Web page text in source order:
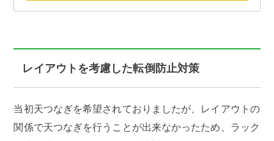
レイアウトを考慮した転倒防止対策
当初天つなぎを希望されておりましたが、レイアウトの
関係で天つなぎを行うことが出来なかったため、ラック